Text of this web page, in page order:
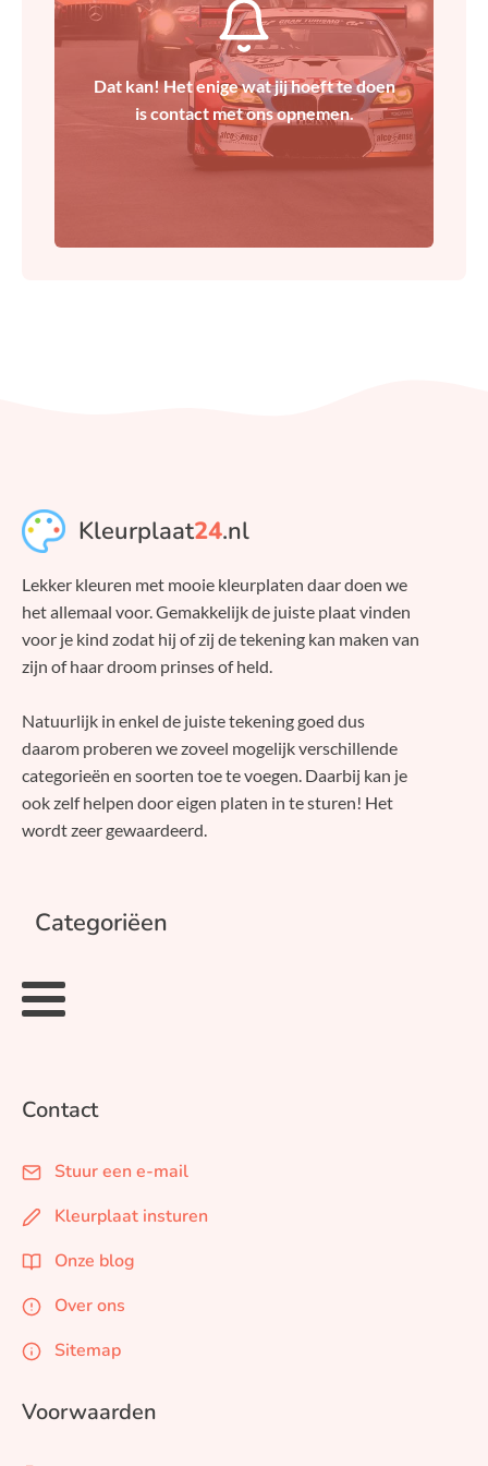
Dat kan! Het enige wat jij hoeft te doen
is contact met ons opnemen.
Contact
Kleurplaat24.nl
Lekker kleuren met mooie kleurplaten daar doen we
het allemaal voor. Gemakkelijk de juiste plaat vinden
voor je kind zodat hij of zij de tekening kan maken van
zijn of haar droom prinses of held.
Natuurlijk in enkel de juiste tekening goed dus
daarom proberen we zoveel mogelijk verschillende
categorieën en soorten toe te voegen. Daarbij kan je
ook zelf helpen door eigen platen in te sturen! Het
wordt zeer gewaardeerd.
Categoriëen
Contact
Stuur een e-mail
Kleurplaat insturen
Onze blog
Over ons
Sitemap
Voorwaarden